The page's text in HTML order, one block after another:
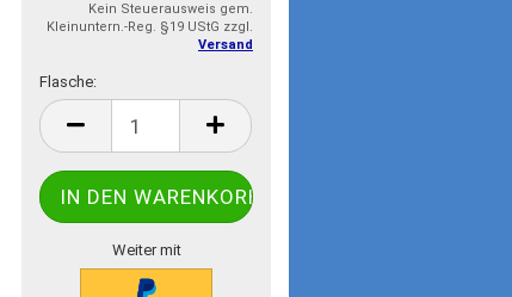
Kein Steuerausweis gem.
Kleinuntern.-Reg. §19 UStG zzgl.
Versand
Flasche:
Flasche
Weiter mit